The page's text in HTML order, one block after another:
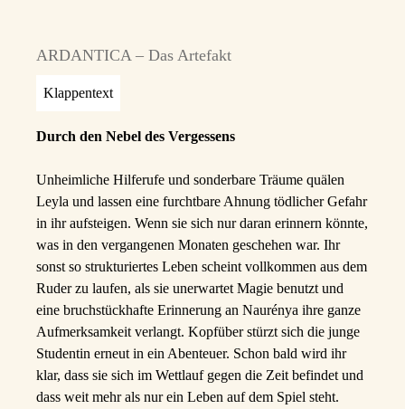
ARDANTICA – Das Artefakt
Klappentext
Durch den Nebel des Vergessens
Unheimliche Hilferufe und sonderbare Träume quälen
Leyla und lassen eine furchtbare Ahnung tödlicher Gefahr
in ihr aufsteigen. Wenn sie sich nur daran erinnern könnte,
was in den vergangenen Monaten geschehen war. Ihr
sonst so strukturiertes Leben scheint vollkommen aus dem
Ruder zu laufen, als sie unerwartet Magie benutzt und
eine bruchstückhafte Erinnerung an Naurénya ihre ganze
Aufmerksamkeit verlangt. Kopfüber stürzt sich die junge
Studentin erneut in ein Abenteuer. Schon bald wird ihr
klar, dass sie sich im Wettlauf gegen die Zeit befindet und
dass weit mehr als nur ein Leben auf dem Spiel steht.